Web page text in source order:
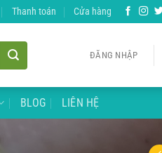
Thanh toán Cửa hàng
ĐĂNG NHẬP
BLOG LIÊN HỆ